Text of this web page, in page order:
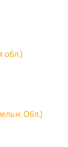
обл.)
Обл.)